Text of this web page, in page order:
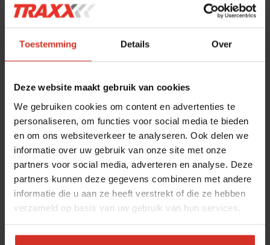
Toestemming Details Over
Deze website maakt gebruik van cookies
We gebruiken cookies om content en advertenties te
personaliseren, om functies voor social media te bieden
en om ons websiteverkeer te analyseren. Ook delen we
informatie over uw gebruik van onze site met onze
partners voor social media, adverteren en analyse. Deze
partners kunnen deze gegevens combineren met andere
informatie die u aan ze heeft verstrekt of die ze hebben
verzameld op basis van uw gebruik van hun services.
Reinig het gebied rondom de tankdop vóórdat je deze
losdraait.
en maak het schoon.
Tank het voertuig altijd volledig af aan het einde van de
Vermijd stof en water tijdens tanken. Tank bijvoorbeeld niet
nabij een wasplaats of wanneer andere voertuigen
voorbijrijden.
Maak de tankdop schoon vóórdat je deze terugplaatst.
Meestal zit de beluchting van de tank hierin verwerkt.
Scherp op aandachtspunten
aftanken en onderhoud
thuistankinstallatie